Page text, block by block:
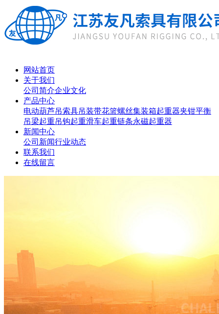
网站首页
关于我们
公司简介企业文化
产品中心
电动葫芦吊索具吊装带花篮螺丝集装箱起重器夹钳平衡
吊梁起重吊钩起重滑车起重链条永磁起重器
新闻中心
公司新闻行业动态
联系我们
在线留言